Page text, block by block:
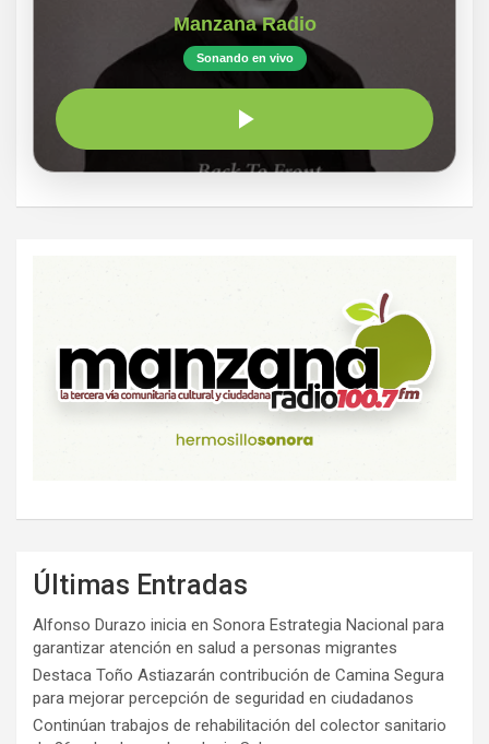
Manzana Radio
Sonando en vivo
Últimas Entradas
Alfonso Durazo inicia en Sonora Estrategia Nacional para
garantizar atención en salud a personas migrantes
Destaca Toño Astiazarán contribución de Camina Segura
para mejorar percepción de seguridad en ciudadanos
Continúan trabajos de rehabilitación del colector sanitario